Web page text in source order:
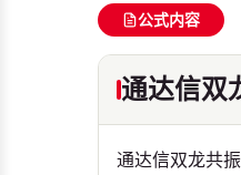
公式内容
通达信双
通达信双龙共